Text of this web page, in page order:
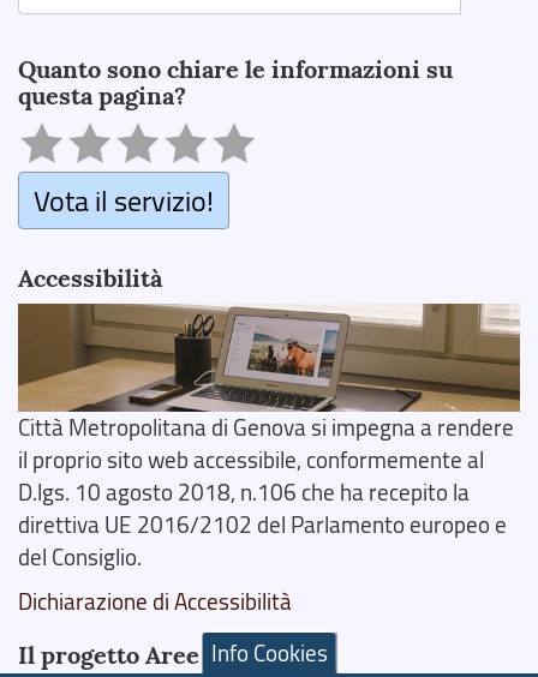
Quanto sono chiare le informazioni su
questa pagina?
Vota il servizio!
Accessibilità
Città Metropolitana di Genova si impegna a rendere
il proprio sito web accessibile, conformemente al
D.lgs. 10 agosto 2018, n.106 che ha recepito la
direttiva UE 2016/2102 del Parlamento europeo e
del Consiglio.
Dichiarazione di Accessibilità
Il progetto Aree Interne
Info Cookies